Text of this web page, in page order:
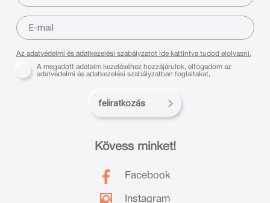
Kövess minket!
Facebook
Instagram
Az adatvédelmi és adatkezelési szabályzatot ide kattintva tudod elolvasni.
A megadott adataim kezeléséhez hozzájárulok, elfogadom az
adatvédelmi és adatkezelési szabályzatban foglaltakat,
feliratkozás